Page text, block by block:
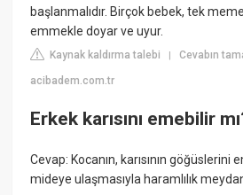
başlanmalıdır. Birçok bebek, tek
emmekle doyar ve uyur.
Kaynak kaldırma talebi |Cevabın
acibadem.com.tr
Erkek karısını emebilir
Cevap: Kocanın, karısının
mideye ulaşmasıyla haramlılık